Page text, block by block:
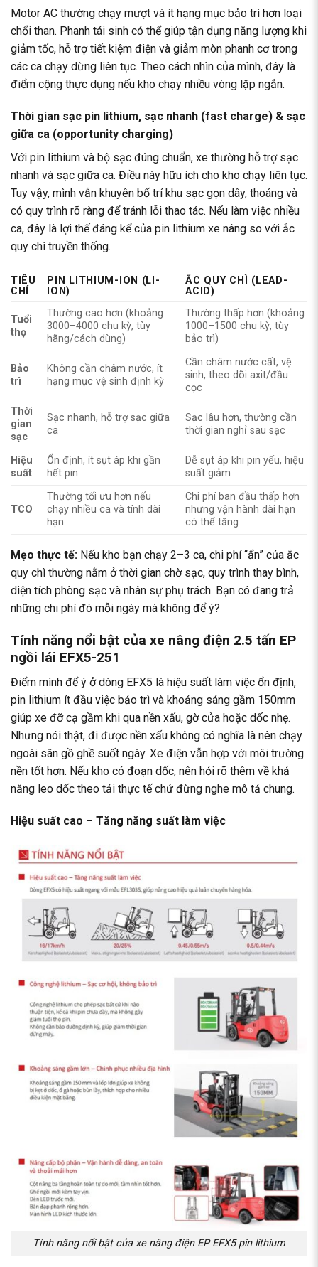
Motor AC thường chạy mượt và ít hạng mục bảo trì hơn loại
chổi than. Phanh tái sinh có thể giúp tận dụng năng lượng khi
giảm tốc, hỗ trợ tiết kiệm điện và giảm mòn phanh cơ trong
các ca chạy dừng liên tục. Theo cách nhìn của mình, đây là
điểm cộng thực dụng nếu kho chạy nhiều vòng lặp ngắn.
Thời gian sạc pin lithium, sạc nhanh (fast charge) & sạc
giữa ca (opportunity charging)
Với pin lithium và bộ sạc đúng chuẩn, xe thường hỗ trợ sạc
nhanh và sạc giữa ca. Điều này hữu ích cho kho chạy liên tục.
Tuy vậy, mình vẫn khuyên bố trí khu sạc gọn dây, thoáng và
có quy trình rõ ràng để tránh lỗi thao tác. Nếu làm việc nhiều
ca, đây là lợi thế đáng kể của pin lithium xe nâng so với ắc
quy chì truyền thống.
TIÊU
CHÍ
PIN LITHIUM-ION (LI-
ION)
ẮC QUY CHÌ (LEAD-
ACID)
Tuổi
thọ
Thường cao hơn (khoảng
3000–4000 chu kỳ, tùy
hãng/cách dùng)
Thường thấp hơn (khoảng
1000–1500 chu kỳ, tùy
bảo trì)
Bảo
trì
Không cần châm nước, ít
hạng mục vệ sinh định kỳ
Cần châm nước cất, vệ
sinh, theo dõi axit/đầu
cọc
Thời
gian
sạc
Sạc nhanh, hỗ trợ sạc giữa
ca
Sạc lâu hơn, thường cần
thời gian nghỉ sau sạc
Hiệu
suất
Ổn định, ít sụt áp khi gần
hết pin
Dễ sụt áp khi pin yếu, hiệu
suất giảm
TCO
Thường tối ưu hơn nếu
chạy nhiều ca và tính dài
hạn
Chi phí ban đầu thấp hơn
nhưng vận hành dài hạn
có thể tăng
Mẹo thực tế: Nếu kho bạn chạy 2–3 ca, chi phí “ẩn” của ắc
quy chì thường nằm ở thời gian chờ sạc, quy trình thay bình,
diện tích phòng sạc và nhân sự phụ trách. Bạn có đang trả
những chi phí đó mỗi ngày mà không để ý?
Tính năng nổi bật của xe nâng điện 2.5 tấn EP
ngồi lái EFX5-251
Điểm mình để ý ở dòng EFX5 là hiệu suất làm việc ổn định,
pin lithium ít đầu việc bảo trì và khoảng sáng gầm 150mm
giúp xe đỡ cạ gầm khi qua nền xấu, gờ cửa hoặc dốc nhẹ.
Nhưng nói thật, đi được nền xấu không có nghĩa là nên chạy
ngoài sân gồ ghề suốt ngày. Xe điện vẫn hợp với môi trường
nền tốt hơn. Nếu kho có đoạn dốc, nên hỏi rõ thêm về khả
năng leo dốc theo tải thực tế chứ đừng nghe mô tả chung.
Hiệu suất cao – Tăng năng suất làm việc
Tính năng nổi bật của xe nâng điện EP EFX5 pin lithium